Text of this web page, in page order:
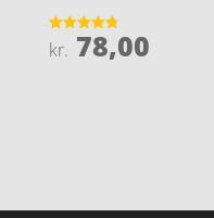
Vurderet
4.8
kr. 78,00